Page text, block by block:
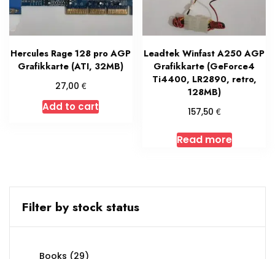
Hercules Rage 128 pro AGP
Grafikkarte (ATI, 32MB)
27,00 €
Add to cart
Leadtek Winfast A250 AGP
Grafikkarte (GeForce4
Ti4400, LR2890, retro,
128MB)
157,50 €
Read more
Filter by stock status
Books 2929